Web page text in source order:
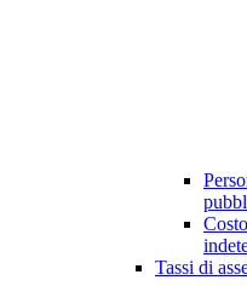
Tassi di